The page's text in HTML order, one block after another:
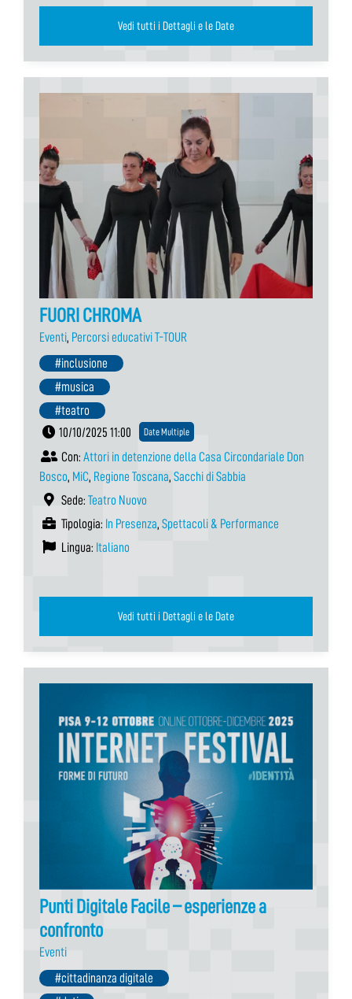
Vedi tutti i Dettagli e le Date
FUORI CHROMA
Eventi, Percorsi educativi T-TOUR
#inclusione
#musica
#teatro
10/10/2025 11:00
Date Multiple
Con: Attori in detenzione della Casa Circondariale Don
Bosco, MiC, Regione Toscana, Sacchi di Sabbia
Sede: Teatro Nuovo
Tipologia: In Presenza, Spettacoli & Performance
Lingua: Italiano
Vedi tutti i Dettagli e le Date
Punti Digitale Facile – esperienze a
confronto
Eventi
#cittadinanza digitale